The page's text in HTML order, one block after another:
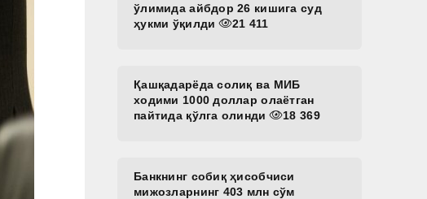
ўлимида айбдор 26 кишига суд
ҳукми ўқилди
21 411
Қашқадарёда солиқ ва МИБ
ходими 1000 доллар олаётган
пайтида қўлга олинди
18 369
Банкнинг собиқ ҳисобчиси
мижозларнинг 403 млн сўм